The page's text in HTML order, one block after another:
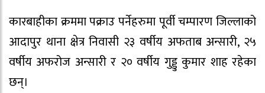
कारबाहीका क्रममा पक्राउ पर्नेहरुमा पूर्वी चम्पारण जिल्लाको
आदापुर थाना क्षेत्र निवासी २३ वर्षीय अफताब अन्सारी, २५
वर्षीय अफरोज अन्सारी र २० वर्षीय गुड्डु कुमार शाह रहेका
छन्।